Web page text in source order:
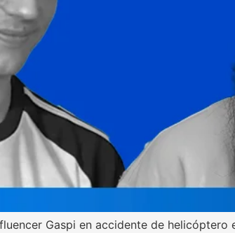
Gaspi en accidente de